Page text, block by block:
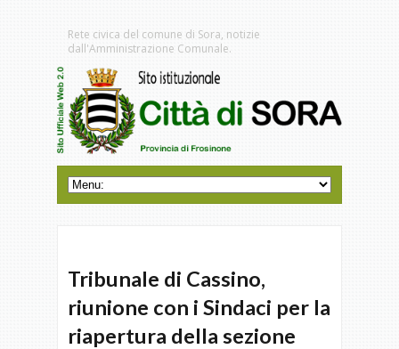
Rete civica del comune di Sora, notizie
dall'Amministrazione Comunale.
Tribunale di Cassino,
riunione con i Sindaci per la
riapertura della sezione